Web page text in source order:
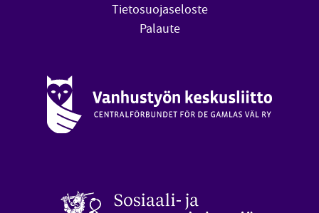
Tietosuojaseloste
Palaute